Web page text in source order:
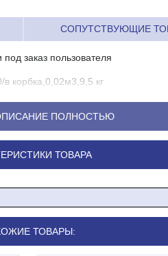
СОПУТСТВУЮЩИЕ
заказ пользователя
корбка,0,02м3,9,5 кг
изделий, обуви и т.д.
ПОЛНОСТЬЮ
ТОВАРА
ТОВАРЫ: